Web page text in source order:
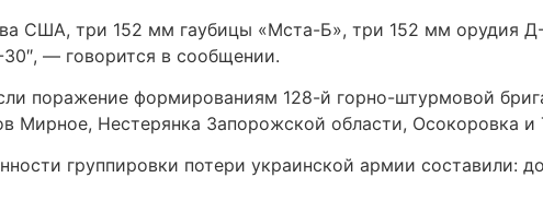
США, три 152 мм гаубицы «Мста-Б», три 152 мм орудия
— говорится в сообщении.
поражение формированиям 128-й горно-штурмовой
Мирное, Нестерянка Запорожской области, Осокоровка
группировки потери украинской армии составили: